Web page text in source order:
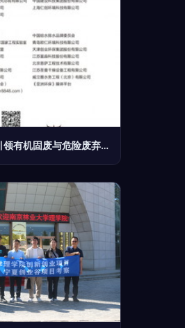
科技赋能绿色未来 鑫源寰宇引领有机固废与危险废弃物处理新篇章